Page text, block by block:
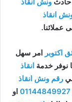
انقاذ
عملائنا.
اكتوبر
امر سهل
نوفر خدمة انقاذ
رقم ونش انقاذ
01144849927 او